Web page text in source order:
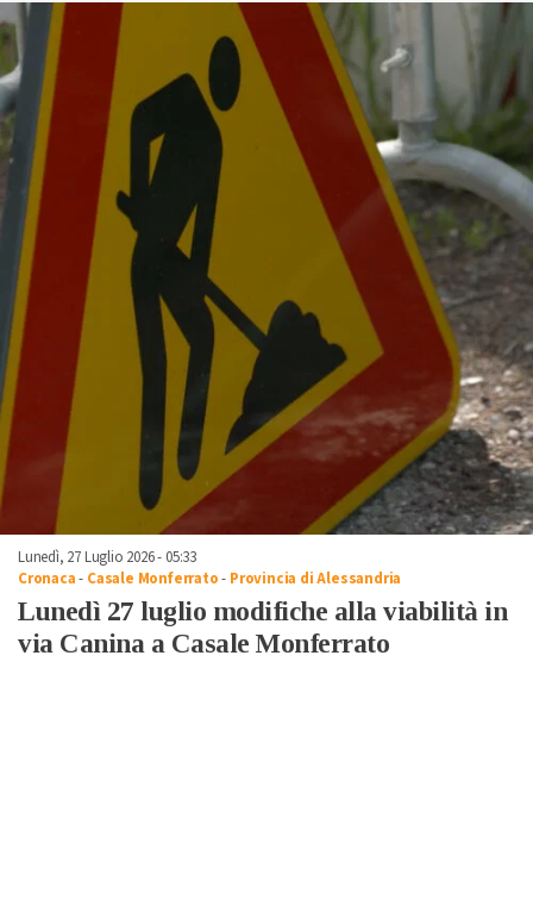
Lunedì, 27 Luglio 2026 - 05:33
Cronaca- Casale Monferrato- Provincia di Alessandria
Lunedì 27 luglio modifiche alla viabilità in
via Canina a Casale Monferrato